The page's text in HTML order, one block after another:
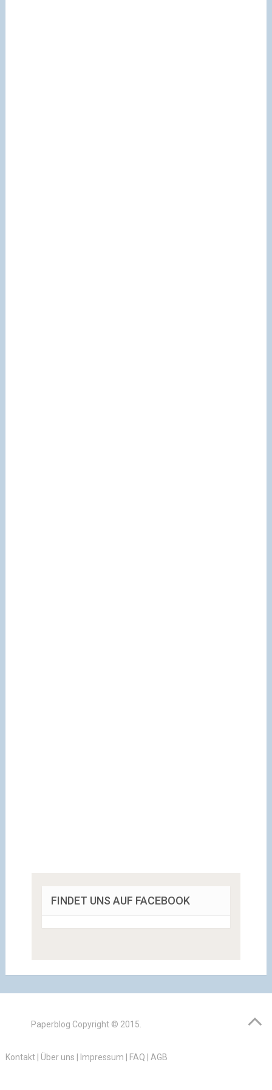
FINDET UNS AUF FACEBOOK
Paperblog Copyright © 2015.
Kontakt| Über uns | Impressum | FAQ | AGB